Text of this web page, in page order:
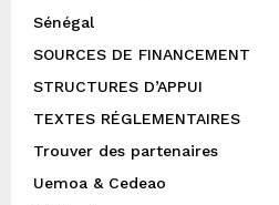
Sénégal
SOURCES DE FINANCEMENT
STRUCTURES D’APPUI
TEXTES RÉGLEMENTAIRES
Trouver des partenaires
Uemoa & Cedeao